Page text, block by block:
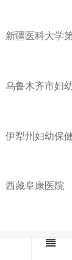
新疆医科大学
乌鲁木齐市妇
伊犁州妇幼保
西藏阜康医院